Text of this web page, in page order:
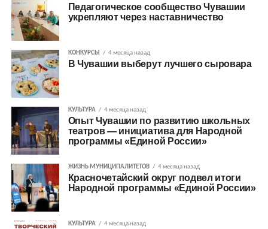
Педагогическое сообщество Чувашии
укрепляют через наставничество
КОНКУРСЫ 4 месяца назад
В Чувашии выберут лучшего сыровара
КУЛЬТУРА 4 месяца назад
Опыт Чувашии по развитию школьных
театров — инициатива для Народной
программы «Единой России»
ЖИЗНЬ МУНИЦИПАЛИТЕТОВ 4 месяца назад
Красночетайский округ подвел итоги
Народной программы «Единой России»
КУЛЬТУРА 4 месяца назад